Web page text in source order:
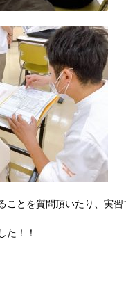
ことを質問頂いたり、実
た！！